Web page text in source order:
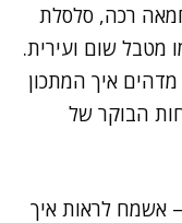
רכה, סלסלת
מטבל שום ועירית.
איך המתכון
הבוקר של
אשמח לראות איך